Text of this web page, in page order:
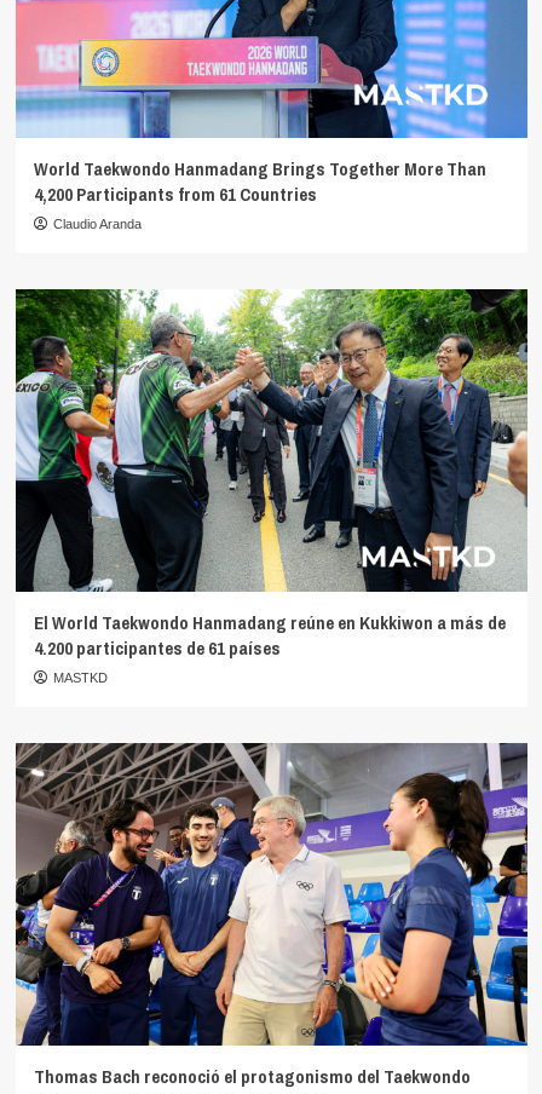
World Taekwondo Hanmadang Brings Together More Than
4,200 Participants from 61 Countries
Claudio Aranda
El World Taekwondo Hanmadang reúne en Kukkiwon a más de
4.200 participantes de 61 países
MASTKD
Thomas Bach reconoció el protagonismo del Taekwondo